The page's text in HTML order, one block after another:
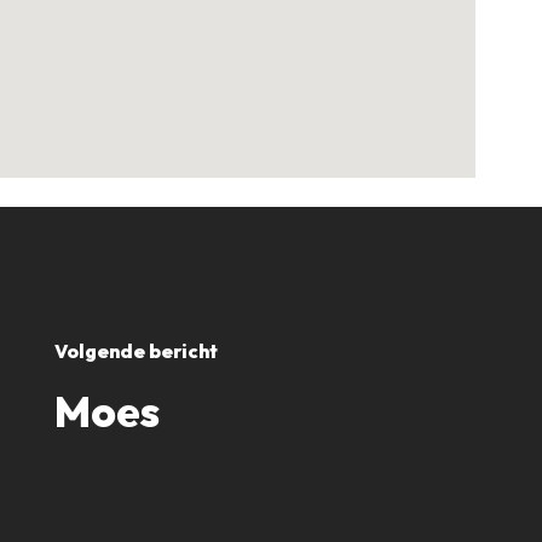
Volgende bericht
Moes